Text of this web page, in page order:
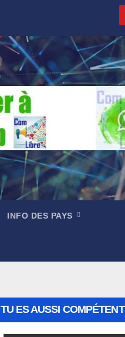
INFO DES PAYS
TU ES AUSSI COMPÉTENT